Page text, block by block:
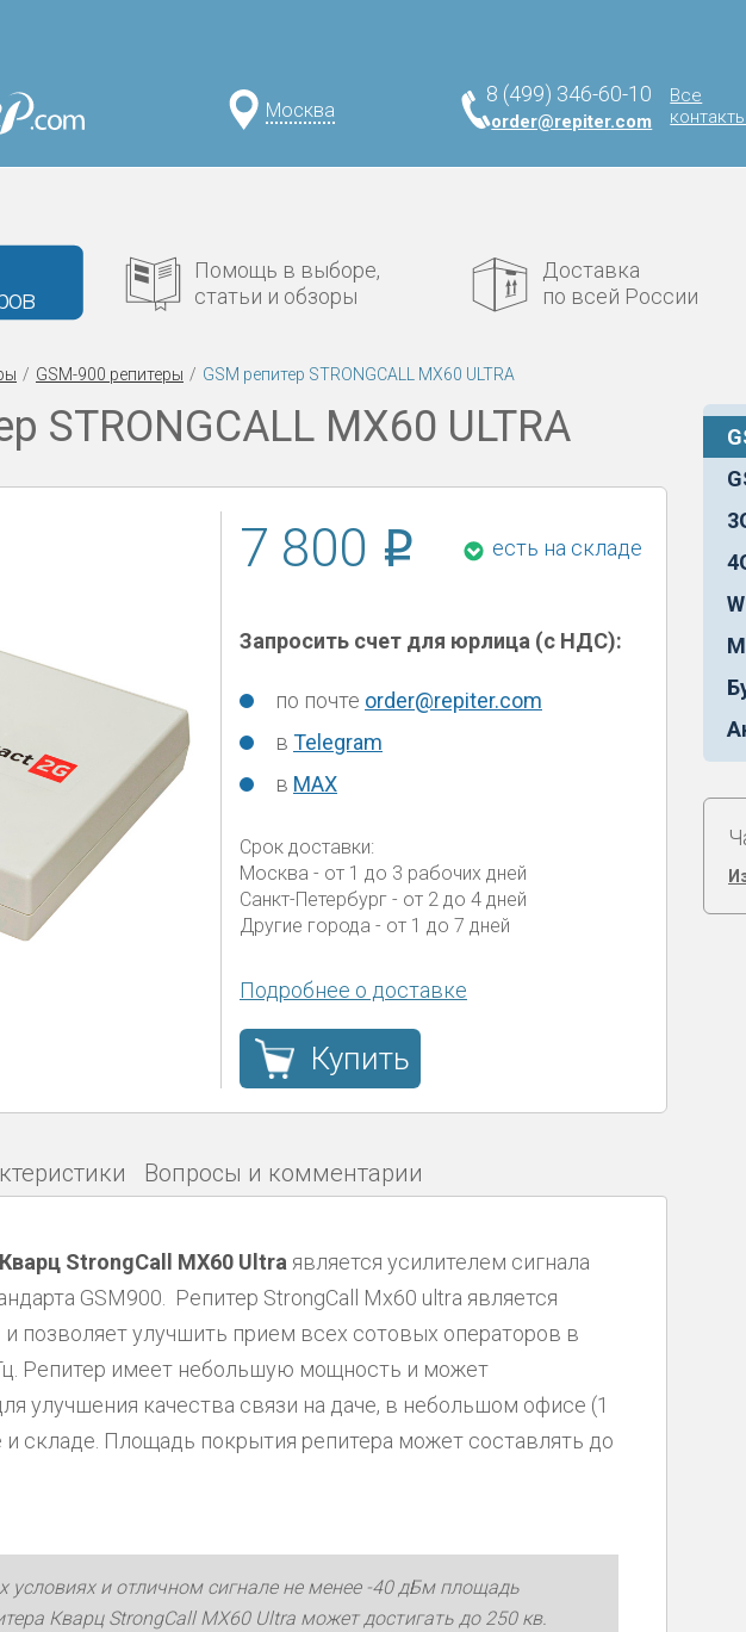
Москва
8 (499) 346-60-10
order@repiter.com
Все
контакты
Помощь в выборе,
статьи и обзоры
Доставка
по всей России
GSM-900 репитеры GSM репитер STRONGCALL MX60 ULTRA
STRONGCALL MX60 ULTRA
7 800 есть на складе
Запросить счет для юрлица (с НДС):
по почте order@repiter.com
в Telegram
в MAX
Срок доставки:
Москва - от 1 до 3 рабочих дней
Санкт-Петербург - от 2 до 4 дней
Другие города - от 1 до 7 дней
Подробнее о доставке
Купить
Вопросы и комментарии
StrongCall МX60 Ultraявляется усилителем сигнала
GSM900. Репитер StrongCall Мх60 ultra является
позволяет улучшить прием всех сотовых операторов в
Репитер имеет небольшую мощность и может
улучшения качества связи на даче, в небольшом офисе (1
и складе. Площадь покрытия репитера может составлять до
условиях и отличном сигнале не менее -40 дБм площадь
Кварц StrongCall МX60 Ultra может достигать до 250 кв.